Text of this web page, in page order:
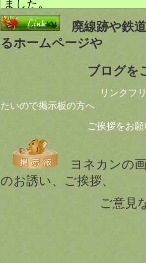
廃線跡や鉄
るホームページや
ブログを
リンクフ
たいので掲示板の方へ
ご挨拶をお
ヨネカンの画
のお誘い、ご挨拶、
ご意見などご自